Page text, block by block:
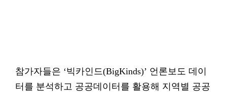
참가자들은 ‘빅카인드(BigKinds)’ 언론보도 데이
터를 분석하고 공공데이터를 활용해 지역별 공공